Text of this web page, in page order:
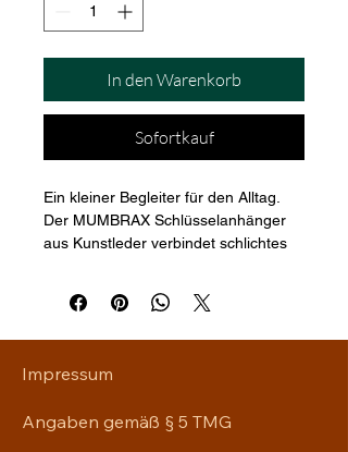
In den Warenkorb
Sofortkauf
Ein kleiner Begleiter für den Alltag.
Der MUMBRAX Schlüsselanhänger
aus Kunstleder verbindet schlichtes
Mumbrax Figur macht ihn zu einem
Rucksack.
Das Material sorgt für eine
Impressum
Angaben gemäß § 5 TMG